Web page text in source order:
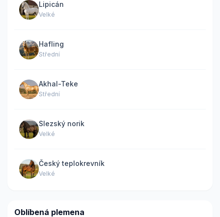
Lipicán
Velké
Hafling
Střední
Akhal-Teke
Střední
Slezský norik
Velké
Český teplokrevník
Velké
Oblíbená plemena